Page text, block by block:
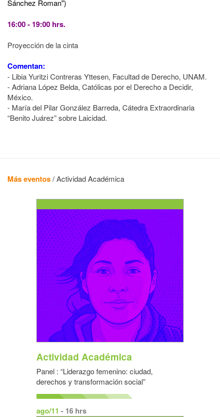
Sánchez Roman")
16:00 - 19:00 hrs.
Proyecciónde la cinta
Comentan:
- Libia Yuritzi Contreras Yttesen, Facultad de Derecho, UNAM.
- Adriana López Belda, Católicas por el Derecho a Decidir,
México.
- María del Pilar González Barreda, Cátedra Extraordinaria
“Benito Juárez”sobre Laicidad.
Más eventos/Actividad Académica
Actividad Académica
Panel : “Liderazgo femenino: ciudad,
derechos y transformación social”
ago/11 - 16 hrs